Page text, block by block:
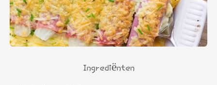
Ingrediënten